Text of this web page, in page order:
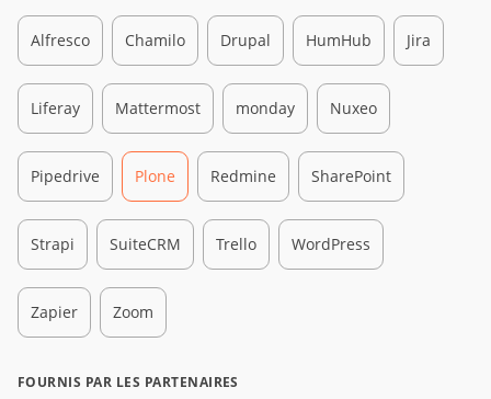
Alfresco Chamilo Drupal HumHub Jira
Liferay Mattermost monday Nuxeo
Pipedrive Plone Redmine SharePoint
Strapi SuiteCRM Trello WordPress
Zapier Zoom
FOURNIS PAR LES PARTENAIRES